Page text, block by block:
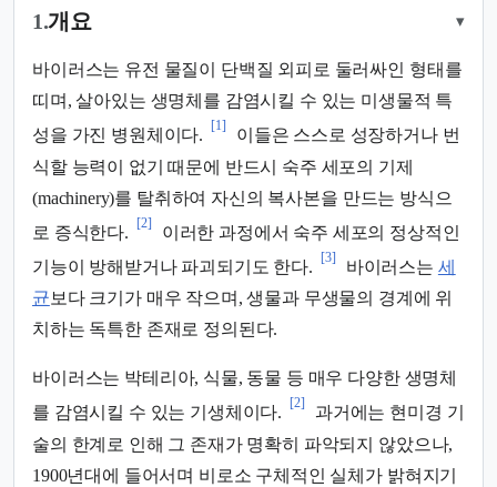
1.개요 ▾
바이러스는 유전 물질이 단백질 외피로 둘러싸인 형태를
띠며, 살아있는 생명체를 감염시킬 수 있는 미생물적 특
성을 가진 병원체이다.
[1]
이들은 스스로 성장하거나 번
식할 능력이 없기 때문에 반드시 숙주 세포의 기제
(machinery)를 탈취하여 자신의 복사본을 만드는 방식으
로 증식한다.
[2]
이러한 과정에서 숙주 세포의 정상적인
기능이 방해받거나 파괴되기도 한다.
[3]
바이러스는 세
균보다 크기가 매우 작으며, 생물과 무생물의 경계에 위
치하는 독특한 존재로 정의된다.
바이러스는 박테리아, 식물, 동물 등 매우 다양한 생명체
를 감염시킬 수 있는 기생체이다.
[2]
과거에는 현미경 기
술의 한계로 인해 그 존재가 명확히 파악되지 않았으나,
1900년대에 들어서며 비로소 구체적인 실체가 밝혀지기